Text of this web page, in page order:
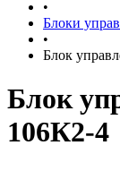
•
Блоки
•
Блок
Блок
106К2-4